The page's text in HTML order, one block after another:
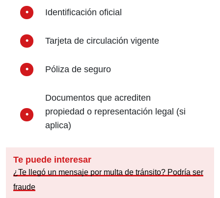
Identificación oficial
Tarjeta de circulación vigente
Póliza de seguro
Documentos que acrediten
propiedad o representación legal (si
aplica)
Te puede interesar
¿Te llegó un mensaje por multa de tránsito? Podría ser
fraude